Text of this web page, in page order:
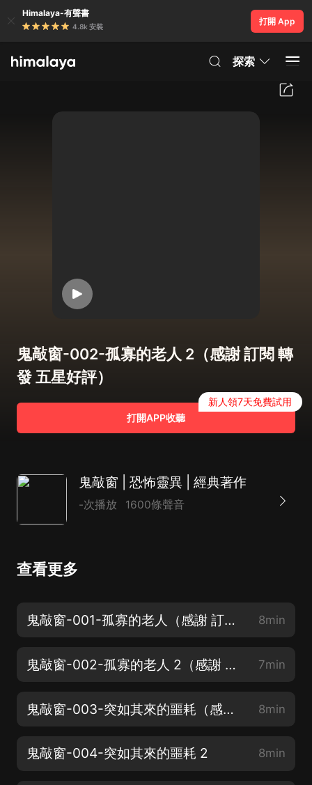
Himalaya-有聲書
4.8k 安裝
打開 App
探索
鬼敲窗-002-孤寡的老人 2（感謝 訂閱 轉
發 五星好評）
打開APP收聽
新人領7天免費試用
鬼敲窗 | 恐怖靈異 | 經典著作
-次播放 1600條聲音
查看更多
鬼敲窗-001-孤寡的老人（感謝 訂閱 轉發 五星好評） 8min
鬼敲窗-002-孤寡的老人 2（感謝 訂閱 轉發 五星好評） 7min
鬼敲窗-003-突如其來的噩耗（感謝 訂閱 轉發 五星好評） 8min
鬼敲窗-004-突如其來的噩耗 2 8min